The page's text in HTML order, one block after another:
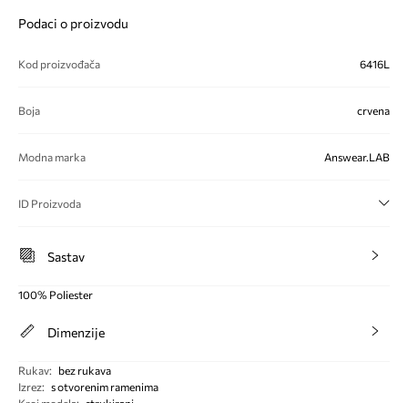
Podaci o proizvodu
Kod proizvođača 6416L
Boja crvena
Modna marka Answear.LAB
ID Proizvoda
Sastav
100% Poliester
Dimenzije
Rukav:
bez rukava
Izrez: s otvorenim ramenima